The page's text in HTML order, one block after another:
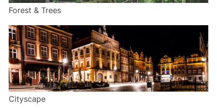
Forest & Trees
Cityscape